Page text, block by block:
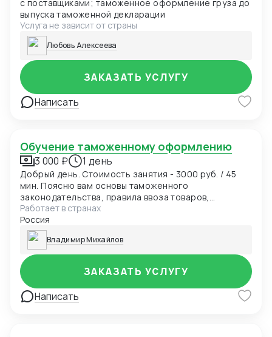
с поставщиками; таможенное оформление груза до
выпуска таможенной декларации
Услуга не зависит от страны
Любовь Алексеева
Написать
ЗАКАЗАТЬ УСЛУГУ
Обучение таможенному оформлению
3 000 ₽ 1 день
Добрый день. Стоимость занятия - 3000 руб. / 45
мин. Поясню вам основы таможенного
законодательства, правила ввоза товаров,
особенности ведения ВЭД, запреты и ограничения,
требуемые документы, таможенные платежи,
порядок таможенного декларирования,
технические, практические и правовые нюансы.
Также отвечу на ваши дополнительные вопросы.
Опыт в сфере таможенного оформления 10 лет -
работаю профессиональным таможенным
представителем (брокером).
Работает в странах
Россия
Владимир Михайлов
Написать
ЗАКАЗАТЬ УСЛУГУ